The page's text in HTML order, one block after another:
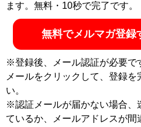
ます。無料・10秒で完了です。
無料でメルマガ登
※登録後、メール認証が必要で
メールをクリックして、登録を
い。
※認証メールが届かない場合、
ているか、メールアドレスが間